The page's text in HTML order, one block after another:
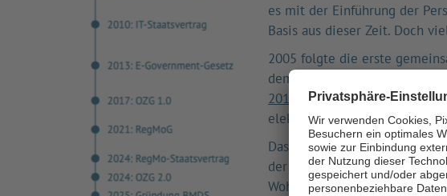
es mit der Einführung der
Basis aus dieser Zeit. Doch
2005 folgte die erste
dem
2013
legte dann weitere
elektronischer Kontaktkanäle
Das
Onlinezugangsgesetz von
der Kommunen online
Wohnort zwischen 204